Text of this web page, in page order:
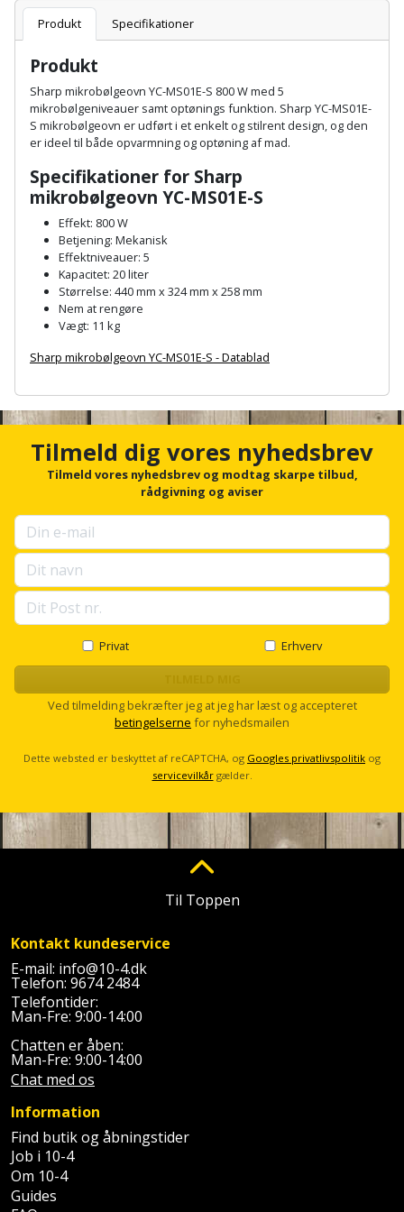
Fugtsikring
Garageport
Gelænder
Grundmursplader
Hardieplank
brædder
Hemsestige
Isolering
Komposit
terrassebrædder
Lecablokke
Lofter
Lofttrapper
Murbinder
Plastlister
Radonsikring
Sand
og
grus
bolte
og
møtrikker
Skunklem
Søm
Fugepistol
og
skumpistol
Gevindskærer
Glasløfter
Glasskærer
Hæftepistol
hammer
Hammer
Høvl
Kloakrenser
Kniv
og
hobbykniv
Koben
Kridtsnor
Lærlingesæt
Løfteudstyr
Mejsel
Murerværktøj
Nedstryger
Nøgleværktøj
Økse
Oliekande
Betonsliber
Bindemaskine
Bits
Bor
Bordrundsav
Bore-
skruemaskine
Boremaskinetilbehør
Detektor
Diamantskæremaskine
Diamantslibertilbehør
Dykkerpistol
Dyksav
Excentersliber
Excenterslibertilbehør
Flisevibrator
Fugepistol
Fugtmåler
Gipsskruemaskine
Girafsliber
Girafsliber
tilbehør
Høvl
Motorenhed
Motorsav
og
kædesav
Motorsav
og
kædesav
tilbehør
Pælebor
Plæneklipper
Plæneklipper
tilbehør
Robotplæneklipper
Vandpumpe
Vertikalskærer
Vinduesvasker
Brænde
Brændeovn
Brandslukker
Brugskunst
Camping
Damprengøring
Dørmåtte
Dørrist
Drivhus
Drivhustilbehør
Elartikler
til
hus
og
have
opbevaring
Gummibåd
og
Havepleje
Haveredskaber
Haveslange
og
Havetilbehør
Hegn
og
afrensning
Spartelmasse
væg
Tape
Rør
og
fittings
Stålvask
Ventilation
og
indeklima
Guides
Gaveideer
Aktiviteter
Produkt Specifikationer
Produkt
Sharp mikrobølgeovn YC-MS01E-S 800 W med 5
mikrobølgeniveauer samt optønings funktion. Sharp YC-MS01E-
S mikrobølgeovn er udført i et enkelt og stilrent design, og den
er ideel til både opvarmning og optøning af mad.
Specifikationer for Sharp
mikrobølgeovn YC-MS01E-S
Effekt: 800 W
Betjening: Mekanisk
Effektniveauer: 5
Kapacitet: 20 liter
Størrelse: 440 mm x 324 mm x 258 mm
Nem at rengøre
Vægt: 11 kg
Sharp mikrobølgeovn YC-MS01E-S - Datablad
c
r
u
p
s
e
l
l
o
Tilmeld dig vores nyhedsbrev
Tilmeld vores nyhedsbrev og modtag skarpe tilbud,
rådgivning og aviser
Privat Erhverv
Ved tilmelding bekræfter jeg at jeg har læst og accepteret
betingelserne for nyhedsmailen
Dette websted er beskyttet af reCAPTCHA, og Googles privatlivspolitik og
servicevilkårgælder.
Til Toppen
Kontakt kundeservice
E-mail: info@10-4.dk
Telefon: 9674 2484
Telefontider:
Man-Fre: 9:00-14:00
Chatten er åben:
Man-Fre: 9:00-14:00
Chat med os
Information
Find butik og åbningstider
Job i 10-4
Om 10-4
Guides